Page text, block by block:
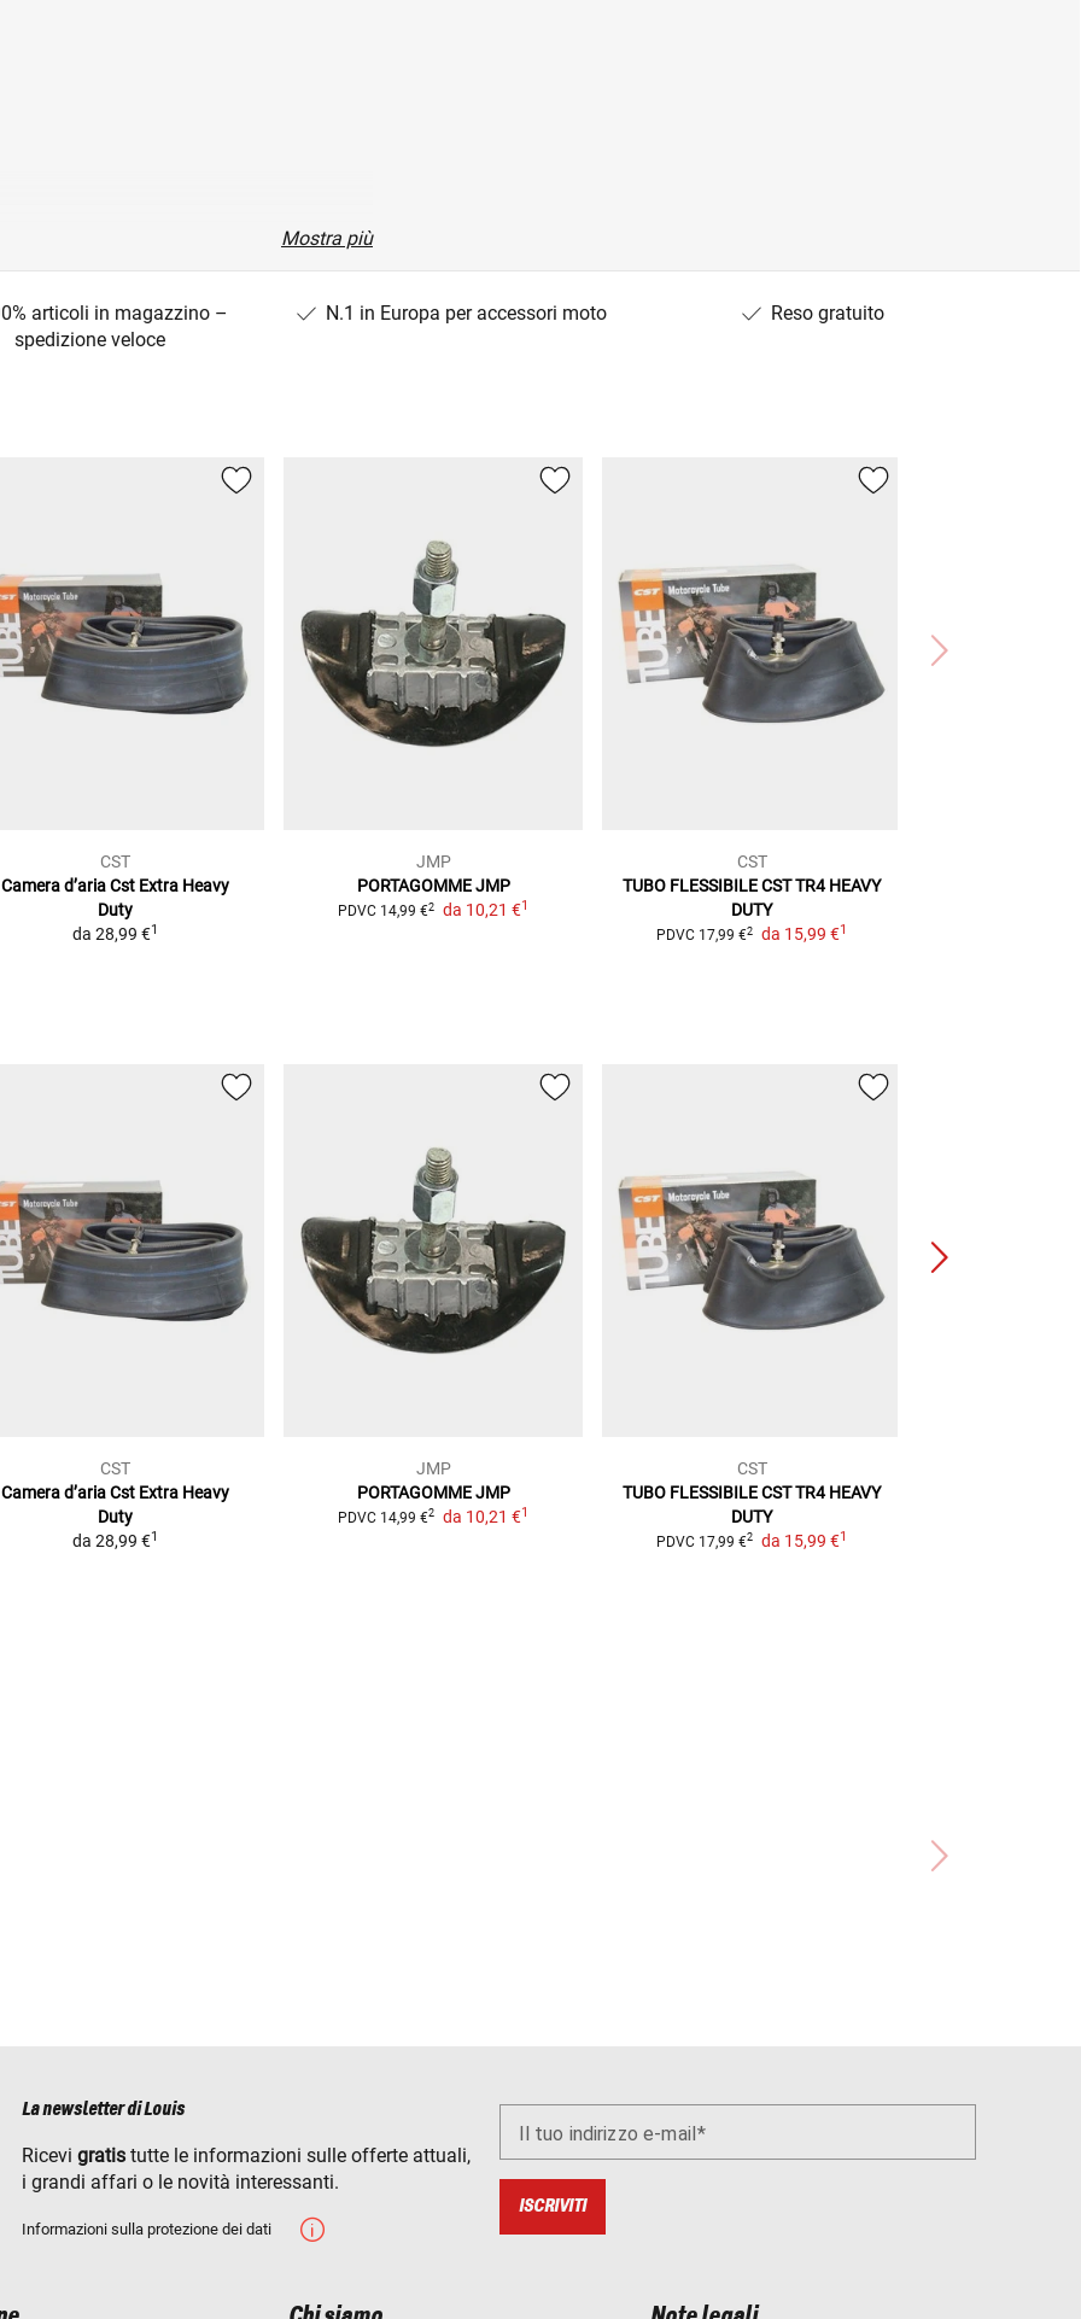
Mostra più
articoli in magazzino –
spedizione veloce
N.1 in Europa per accessori moto Reso gratuito
CST
Camera d’aria Cst Extra Heavy
Duty
da 28,99 €1
JMP
PORTAGOMME JMP
PDVC 14,99 €2 da 10,21 €1
CST
TUBO FLESSIBILE CST TR4 HEAVY
DUTY
PDVC 17,99 €2 da 15,99 €1
CST
Camera d’aria Cst Extra Heavy
Duty
da 28,99 €1
JMP
PORTAGOMME JMP
PDVC 14,99 €2 da 10,21 €1
CST
TUBO FLESSIBILE CST TR4 HEAVY
DUTY
PDVC 17,99 €2 da 15,99 €1
La newsletter di Louis
Ricevi gratis tutte le informazioni sulle offerte attuali,
i grandi affari o le novità interessanti.
Informazioni sulla protezione dei dati
Il tuo indirizzo e-mail
ISCRIVITI